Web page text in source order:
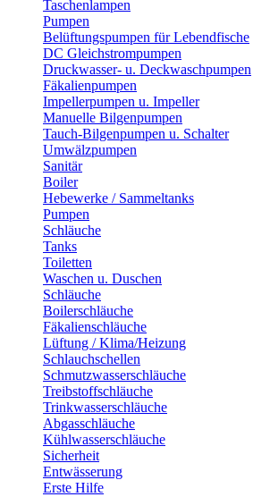
Taschenlampen
Pumpen
Belüftungspumpen für Lebendfische
DC Gleichstrompumpen
Druckwasser- u. Deckwaschpumpen
Fäkalienpumpen
Impellerpumpen u. Impeller
Manuelle Bilgenpumpen
Tauch-Bilgenpumpen u. Schalter
Umwälzpumpen
Sanitär
Boiler
Hebewerke / Sammeltanks
Pumpen
Schläuche
Tanks
Toiletten
Waschen u. Duschen
Schläuche
Boilerschläuche
Fäkalienschläuche
Lüftung / Klima/Heizung
Schlauchschellen
Schmutzwasserschläuche
Treibstoffschläuche
Trinkwasserschläuche
Abgasschläuche
Kühlwasserschläuche
Sicherheit
Entwässerung
Erste Hilfe